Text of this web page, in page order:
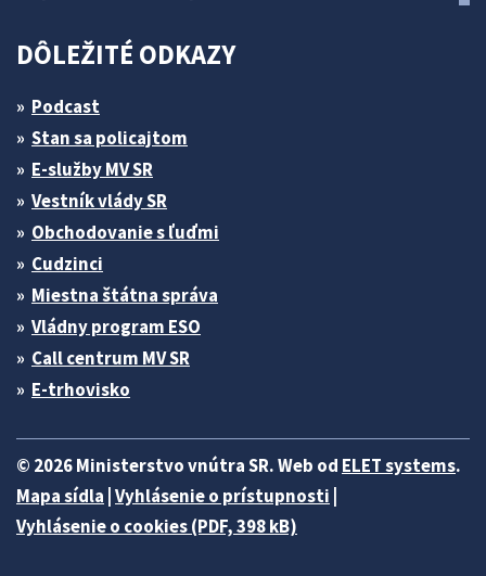
DÔLEŽITÉ ODKAZY
Podcast
Stan sa policajtom
E-služby MV SR
Vestník vlády SR
Obchodovanie s ľuďmi
Cudzinci
Miestna štátna správa
Vládny program ESO
Call centrum MV SR
E-trhovisko
© 2026 Ministerstvo vnútra SR. Web od ELET systems.
Mapa sídla Vyhlásenie o prístupnosti
Vyhlásenie o cookies (PDF, 398 kB)